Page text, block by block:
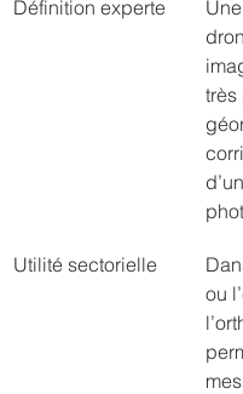
Définition experte
très
Utilité sectorielle
ou